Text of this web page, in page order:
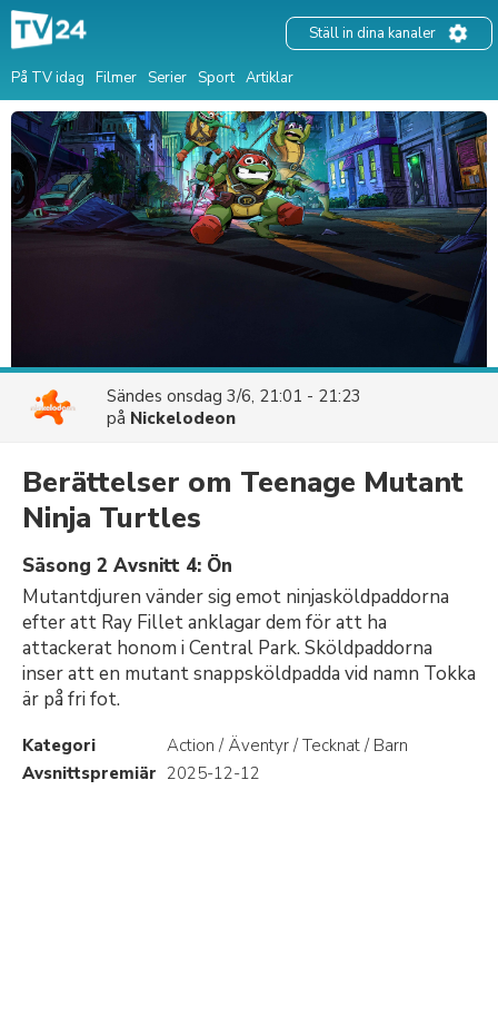
På TV idag Filmer Serier Sport Artiklar
Ställ in dina kanaler
Sändes onsdag 3/6, 21:01 - 21:23
på Nickelodeon
Berättelser om Teenage Mutant
Ninja Turtles
Säsong 2 Avsnitt 4: Ön
Mutantdjuren vänder sig emot ninjasköldpaddorna
efter att Ray Fillet anklagar dem för att ha
attackerat honom i Central Park. Sköldpaddorna
inser att en mutant snappsköldpadda vid namn Tokka
är på fri fot.
Kategori
Action / Äventyr / Tecknat / Barn
Avsnittspremiär 2025-12-12